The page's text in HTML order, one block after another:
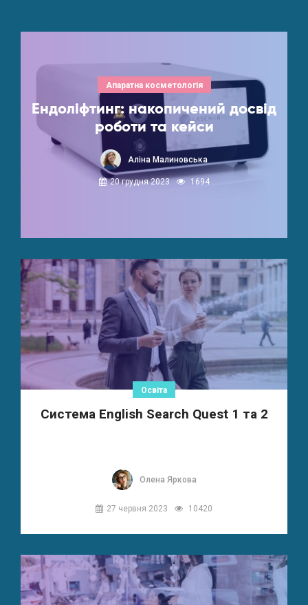
Апаратна косметологія
Ендоліфтинг: накопичений досвід
роботи та кейси
Аліна Малиновська
20 грудня 2023 1694
Освіта
Система English Search Quest 1 та 2
Олена Яркова
27 червня 2023 10420